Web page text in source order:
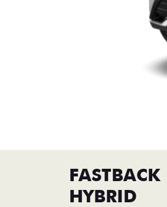
FASTBACK
HYBRID